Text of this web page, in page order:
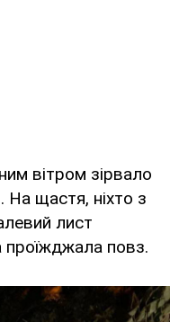
вітром зірвало
На щастя, ніхто з
лист
проїжджала повз.